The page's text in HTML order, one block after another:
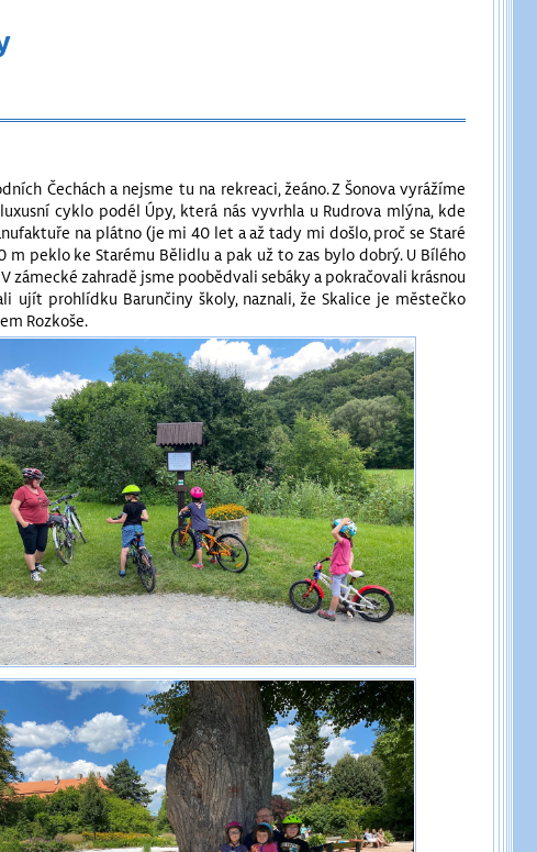
Čechách a nejsme tu na rekreaci, žeáno. Z Šonova vyrážíme
cyklo podél Úpy, která nás vyvrhla u Rudrova mlýna, kde
na plátno (je mi 40 let a až tady mi došlo, proč se Staré
peklo ke Starému Bělidlu a pak už to zas bylo dobrý. U Bílého
zámecké zahradě jsme poobědvali sebáky a pokračovali krásnou
ujít prohlídku Barunčiny školy, naznali, že Skalice je městečko
Rozkoše.